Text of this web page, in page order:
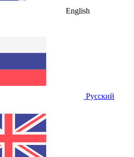
English
Русский